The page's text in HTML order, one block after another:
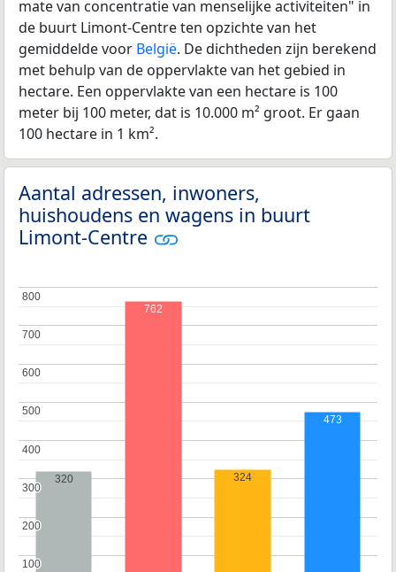
mate van concentratie van menselijke activiteiten" in
de buurt Limont-Centre ten opzichte van het
gemiddelde voor België. De dichtheden zijn berekend
met behulp van de oppervlakte van het gebied in
hectare. Een oppervlakte van een hectare is 100
meter bij 100 meter, dat is 10.000 m² groot. Er gaan
100 hectare in 1 km².
Aantal adressen, inwoners,
huishoudens en wagens in buurt
Limont-Centre
100
100
200
200
300
300
400
400
500
500
600
600
700
700
800
800
320
762
324
473